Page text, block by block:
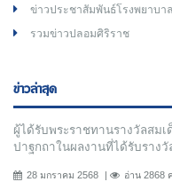
ข่าวประชาสัมพันธ์โรงพยาบาล
รวมข่าวปลอมศิริราช
ข่าวล่าสุด
ผู้ได้รับพระราชทานรางวัลสม
ปาฐกถาในผลงานที่ได้รับราง
28 มกราคม 2568 อ่าน 2868